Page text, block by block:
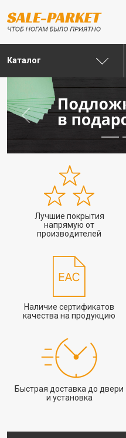
Каталог
Previous
Лучшие покрытия
напрямую от
производителей
Наличие сертификатов
качества на продукцию
Быстрая доставка до двери
и установка